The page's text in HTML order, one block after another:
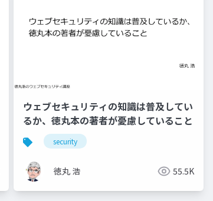
mysql
ウェブセキュリティの知識は普及してい
るか、徳丸本の著者が憂慮していること
security
徳丸 浩 55.5K